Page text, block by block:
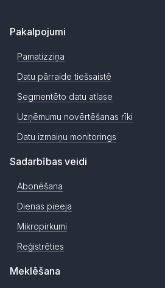
Pakalpojumi
Pamatizziņa
Datu pārraide tiešsaistē
Segmentēto datu atlase
Uzņēmumu novērtēšanas rīki
Datu izmaiņu monitorings
Sadarbības veidi
Abonēšana
Dienas pieeja
Mikropirkumi
Reģistrēties
Meklēšana